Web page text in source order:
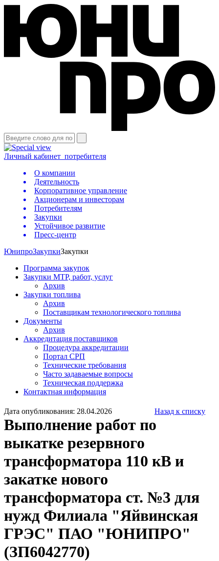
Личный кабинет потребителя
О компании
Деятельность
Корпоративное управление
Акционерам и инвесторам
Потребителям
Закупки
Устойчивое развитие
Пресс-центр
ЮнипроЗакупкиЗакупки
Программа закупок
Закупки МТР, работ, услуг
Архив
Закупки топлива
Архив
Поставщикам технологического топлива
Документы
Архив
Аккредитация поставщиков
Процедура аккредитации
Портал СРП
Технические требования
Часто задаваемые вопросы
Техническая поддержка
Контактная информация
Дата опубликования: 28.04.2026 Назад к списку
Выполнение работ по
выкатке резервного
трансформатора 110 кВ и
закатке нового
трансформатора ст. №3 для
нужд Филиала "Яйвинская
ГРЭС" ПАО "ЮНИПРО"
(ЗП6042770)